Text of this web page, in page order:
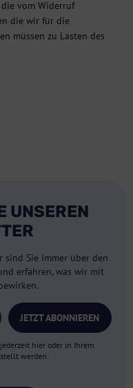
vom Widerruf
die wir für die
müssen zu Lasten des
UNSEREN
sind Sie immer über den
erfahren, was wir mit
JETZT ABONNIEREN
hier oder in Ihrem
werden.